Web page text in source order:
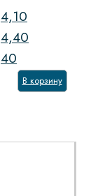
4,10
4,40
40
В корзину